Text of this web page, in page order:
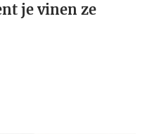
je vinen ze